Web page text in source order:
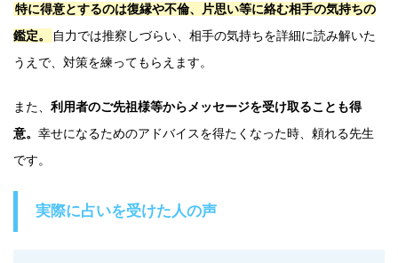
特に得意とするのは復縁や不倫、片思い等に絡む相手の気持ちの
鑑定。
自力では推察しづらい、相手の気持ちを詳細に読み解いた
うえで、対策を練ってもらえます。
また、 利用者のご先祖様等からメッセージを受け取ることも得
意。 幸せになるためのアドバイスを得たくなった時、頼れる先生
です。
実際に占いを受けた人の声